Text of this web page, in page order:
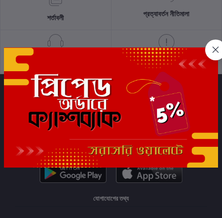
শর্তাবলী প্রত্যাবর্তন নীতিমালা
গোপনীয়তা নীতি
সাবস্ক্রাইব
যোগাযোগের তথ্য